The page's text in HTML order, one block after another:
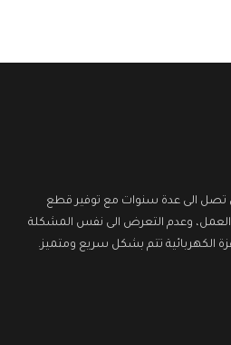
تصل الى عدة سنوات مع توفير قطع
العمل، وعدم التعرض الى نفس المشكلة
الكهربائية تتم بشكل سريع ومتميز.